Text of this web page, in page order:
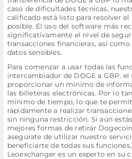
caso de dificultades técnicas,
calificado está listo para resolver
posible. El uso del software más
significativamente el nivel de
transacciones financieras, así
datos sensibles.
Para comenzar a usar todas las
intercambiador de DOGE a GBP, el
proporcionar un mínimo de
las billeteras electrónicas. Por lo
mínimo de tiempo, lo que te
rápidamente a realizar
sin ninguna restricción. Si aún
mejores formas de retirar
asegúrate de utilizar nuestro
beneficiarte de todas sus funciones,
Leoexchanger es un experto en su